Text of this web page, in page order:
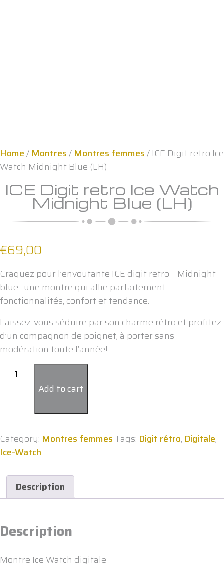
Home/ Montres/ Montres femmes/ ICE Digit retro Ice
Watch Midnight Blue (LH)
ICE Digit retro Ice Watch
Midnight Blue (LH)
€69,00
Craquez pour l’envoutante ICE digit retro – Midnight
blue : une montre qui allie parfaitement
fonctionnalités, confort et tendance.
Laissez-vous séduire par son charme rétro et profitez
d’un compagnon de poignet, à porter sans
modération toute l’année!
Digit
Midnight
Blue
quantity
Add to cart
Category: Montres femmes Tags: Digit rétro, Digitale,
Ice-Watch
Description
Description
Montre Ice Watch digitale